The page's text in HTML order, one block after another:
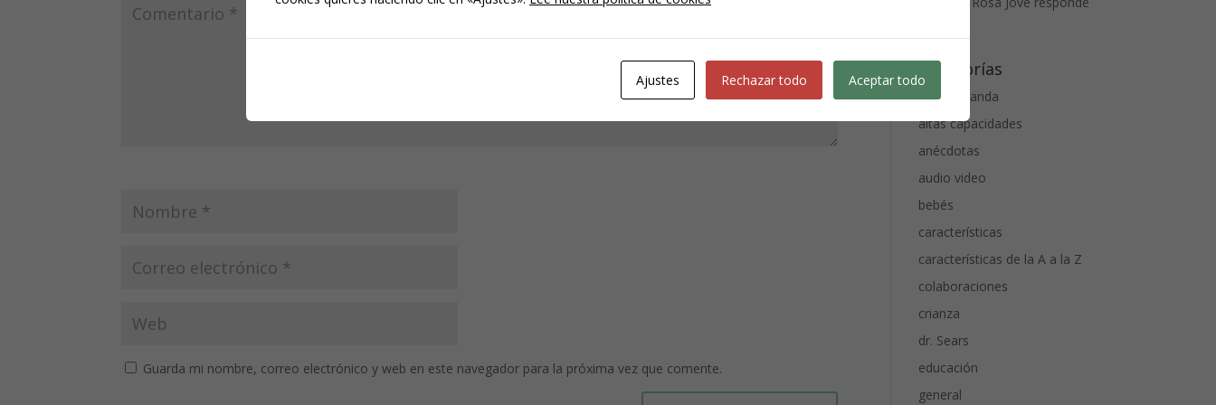
Guarda mi nombre, correo electrónico y web en este navegador para la próxima vez que comente.
Categorías
alta demanda
altas capacidades
anécdotas
audio video
bebés
características
características de la A a la Z
colaboraciones
crianza
dr. Sears
educación
general
Ajustes Rechazar todo Aceptar todo